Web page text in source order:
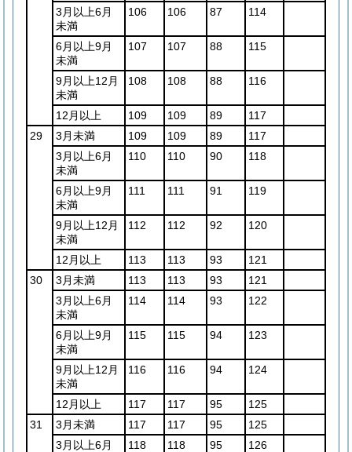
3月以上6月
未満
106 106 87 114
6月以上9月
未満
107 107 88 115
9月以上12月
未満
108 108 88 116
12月以上 109 109 89
117
29
3月未満 109 109 89
117
3月以上6月
未満
110 110 90 118
6月以上9月
未満
111 111 91 119
9月以上12月
未満
112 112 92 120
12月以上 113 113 93
121
30
3月未満 113 113 93
121
3月以上6月
未満
114 114 93 122
6月以上9月
未満
115 115 94 123
9月以上12月
未満
116 116 94 124
12月以上 117 117 95
125
31
3月未満 117 117 95
125
3月以上6月
118 118 95 126